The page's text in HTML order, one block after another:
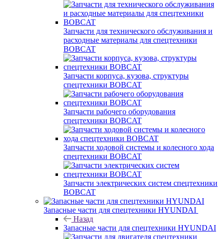
Запчасти для технического обслуживания и
расходные материалы для спецтехники
BOBCAT
Запчасти корпуса, кузова, структуры
спецтехники BOBCAT
Запчасти рабочего оборудования
спецтехники BOBCAT
Запчасти ходовой системы и колесного хода
спецтехники BOBCAT
Запчасти электрических систем спецтехники
BOBCAT
Запасные части для спецтехники HYUNDAI
Назад
Запасные части для спецтехники HYUNDAI